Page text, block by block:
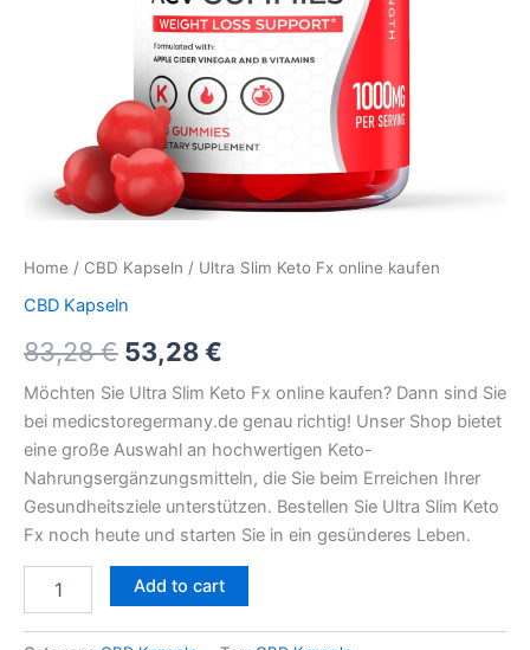
Home / CBD Kapseln / Ultra Slim Keto Fx online kaufen
CBD Kapseln
83,28€ 53,28€
Möchten Sie Ultra Slim Keto Fx online kaufen? Dann sind Sie
bei medicstoregermany.de genau richtig! Unser Shop bietet
eine große Auswahl an hochwertigen Keto-
Nahrungsergänzungsmitteln, die Sie beim Erreichen Ihrer
Gesundheitsziele unterstützen. Bestellen Sie Ultra Slim Keto
Fx noch heute und starten Sie in ein gesünderes Leben.
Add to cart